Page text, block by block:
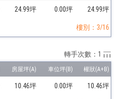
24.99坪 0.00坪 24.99坪
樓別：3/16
10.46坪 0.00坪 10.46坪
轉手次數：1